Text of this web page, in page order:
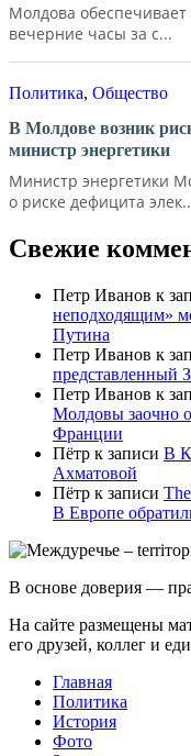
Молдова обеспечивает
вечерние часы за с...
Политика, Общество
В Молдове возник
министр энергетики
Министр энергетики
о риске дефицита
Свежие
Петр Иванов к
неподходящим»
Путина
Петр Иванов к
представленный
Петр Иванов к
Молдовы заочно
Франции
Пётр к записи В
Ахматовой
Пётр к записи
В Европе
В основе доверия —
На сайте размещены
его друзей, коллег и
Главная
Политика
История
Фото